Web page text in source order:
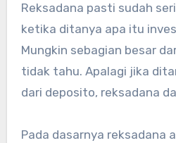
Reksadana pasti sudah sering kita dengar. Tapi,
ketika ditanya apa itu
Mungkin sebagian besar
tidak tahu. Apalagi jika
dari deposito, reksadana
Pada dasarnya reksadana